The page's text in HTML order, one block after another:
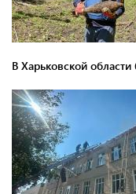
В Харьковской области